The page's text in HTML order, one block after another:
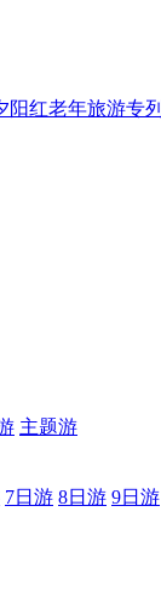
阳红老年旅游专列
主题游
7日游 8日游 9日游